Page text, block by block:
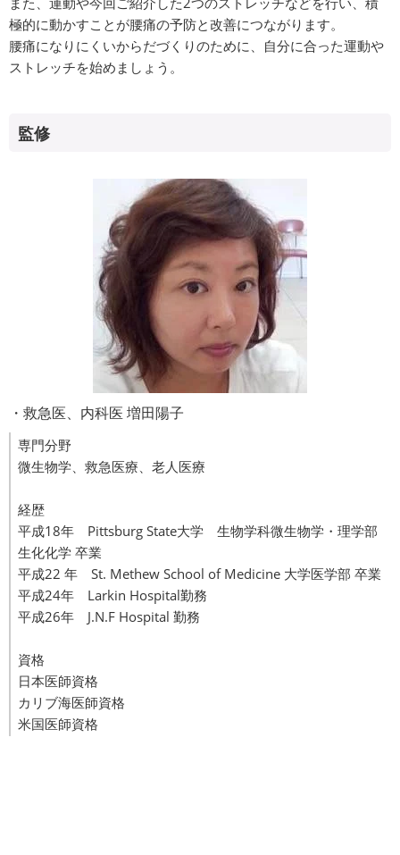
極的に動かすことが腰痛の予防と改善につながります。
腰痛になりにくいからだづくりのために、自分に合った運動や
ストレッチを始めましょう。
監修
・救急医、内科医 増田陽子
専門分野
微生物学、救急医療、老人医療
経歴
平成18年 Pittsburg State大学 生物学科微生物学・理学部
生化化学 卒業
平成22 年 St. Methew School of Medicine 大学医学部 卒業
平成24年 Larkin Hospital勤務
平成26年 J.N.F Hospital 勤務
資格
日本医師資格
カリブ海医師資格
米国医師資格